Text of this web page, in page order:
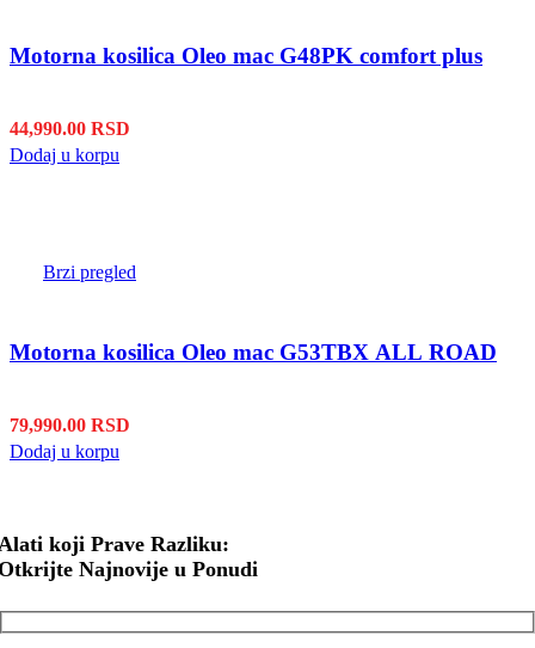
Motorna kosilica Oleo mac G48PK comfort plus
44,990.00 RSD
Dodaj u korpu
Brzi pregled
Motorna kosilica Oleo mac G53TBX ALL ROAD
79,990.00 RSD
Dodaj u korpu
koji Prave Razliku:
Najnovije u Ponudi